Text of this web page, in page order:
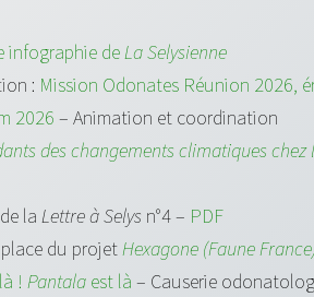
infographie deLa Selysienne
: Mission Odonates Réunion 2026,
2026 – Animation et coordination
des changements climatiques chez
laLettre à Selys n°4 – PDF
place du projetHexagone (Faune
!Pantala est là – Causerie